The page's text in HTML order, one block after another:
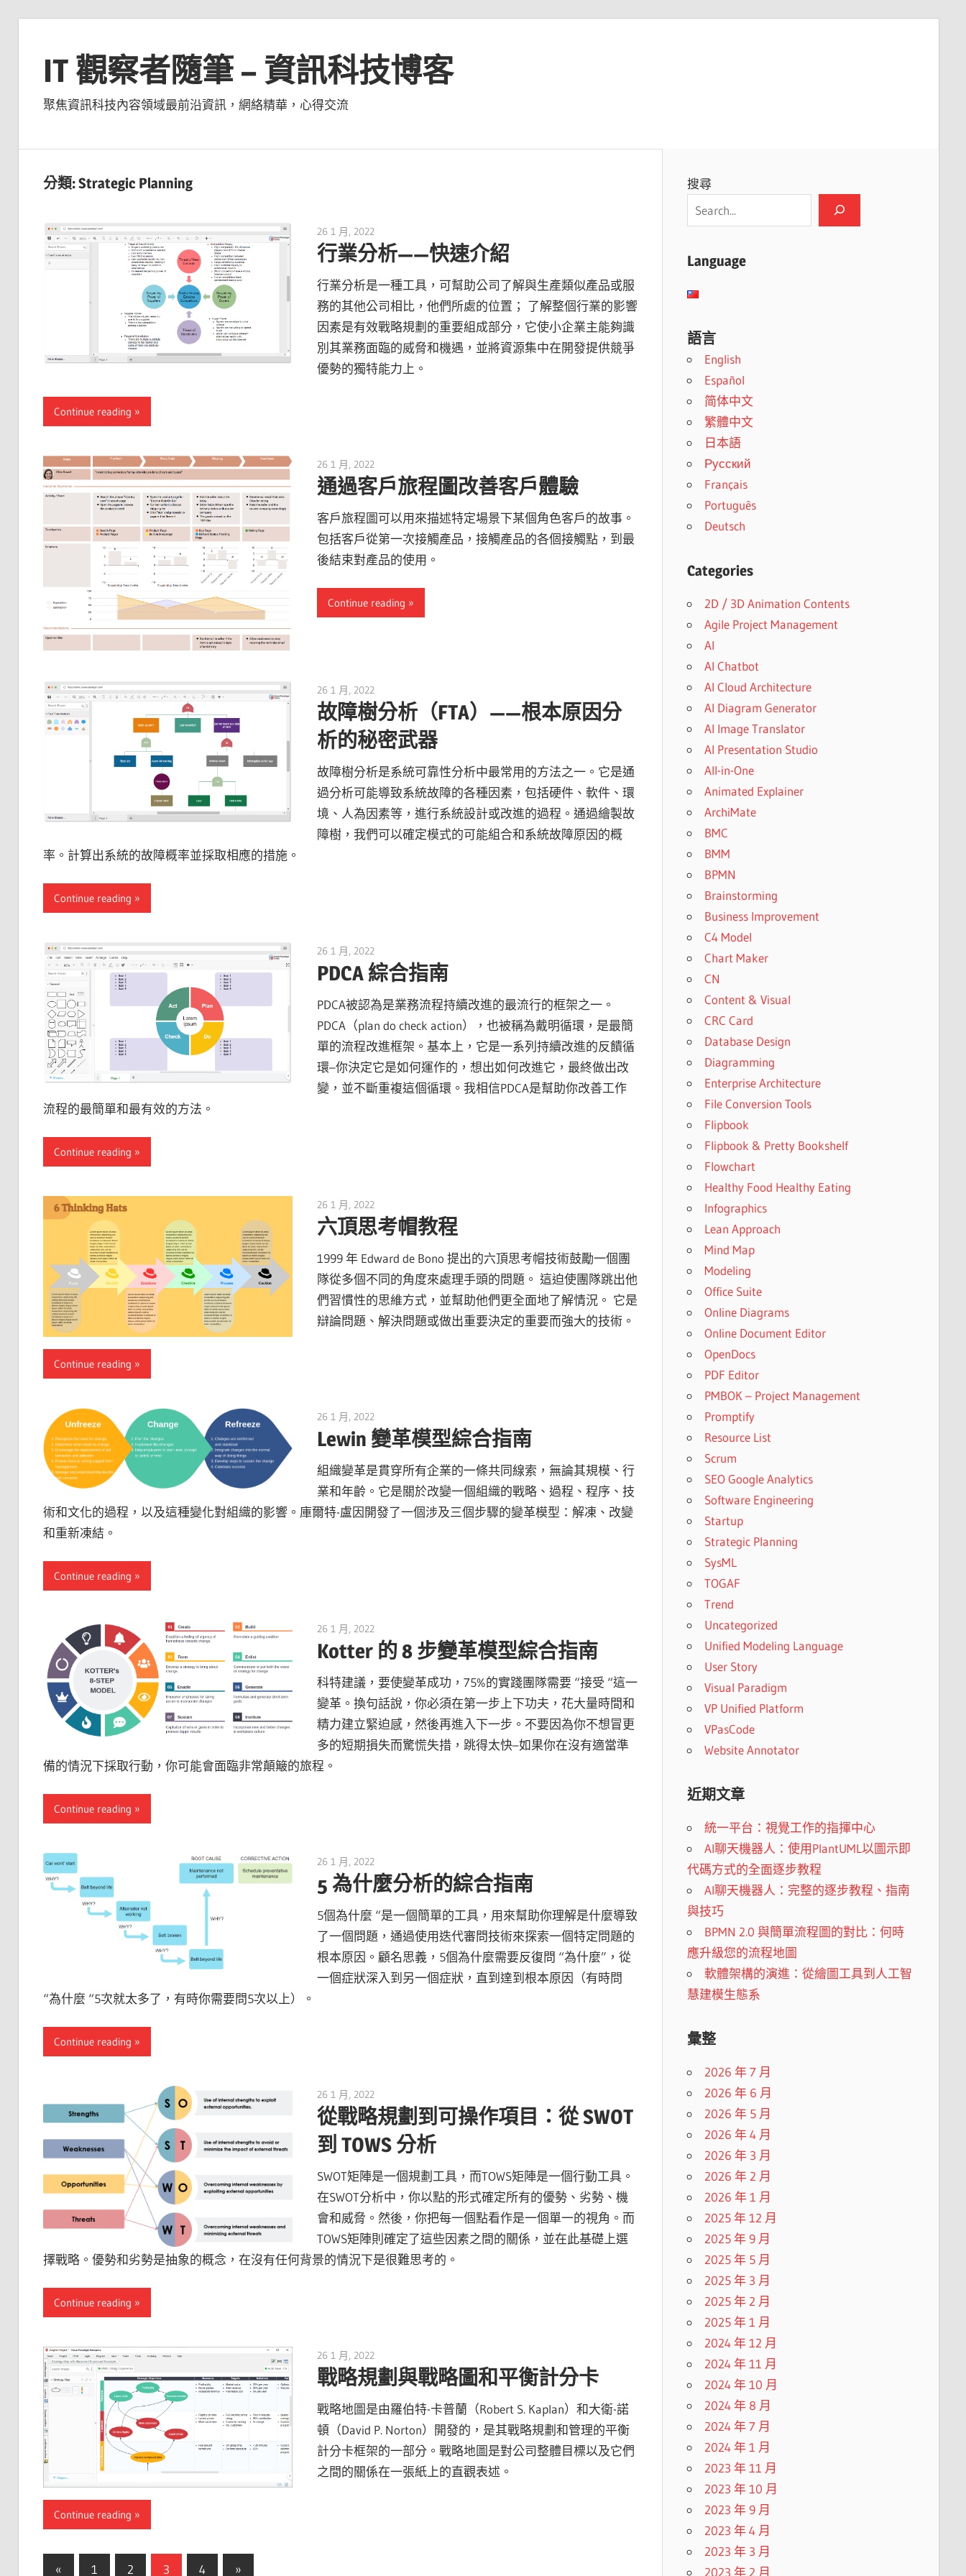
IT 觀察者隨筆 – 資訊科技博客
聚焦資訊科技內容領域最前沿資訊，網絡精華，心得交流
分類:Strategic Planning
26 1 月, 2022
行業分析——快速介紹
行業分析是一種工具，可幫助公司了解與生產類似產品或服
務的其他公司相比，他們所處的位置； 了解整個行業的影響
因素是有效戰略規劃的重要組成部分，它使小企業主能夠識
別其業務面臨的威脅和機遇，並將資源集中在開發提供競爭
優勢的獨特能力上。
Continue reading
26 1 月, 2022
通過客戶旅程圖改善客戶體驗
客戶旅程圖可以用來描述特定場景下某個角色客戶的故事。
包括客戶從第一次接觸產品，接觸產品的各個接觸點，到最
後結束對產品的使用。
Continue reading
26 1 月, 2022
故障樹分析（FTA）——根本原因分
析的秘密武器
故障樹分析是系統可靠性分析中最常用的方法之一。它是通
過分析可能導致系統故障的各種因素，包括硬件、軟件、環
境、人為因素等，進行系統設計或改進的過程。通過繪製故
障樹，我們可以確定模式的可能組合和系統故障原因的概
率。計算出系統的故障概率並採取相應的措施。
Continue reading
26 1 月, 2022
PDCA 綜合指南
PDCA被認為是業務流程持續改進的最流行的框架之一。
PDCA（plan do check action），也被稱為戴明循環，是最簡
單的流程改進框架。基本上，它是一系列持續改進的反饋循
環–你決定它是如何運作的，想出如何改進它，最終做出改
變，並不斷重複這個循環。我相信PDCA是幫助你改善工作
流程的最簡單和最有效的方法。
Continue reading
26 1 月, 2022
六頂思考帽教程
1999 年 Edward de Bono 提出的六頂思考帽技術鼓勵一個團
隊從多個不同的角度來處理手頭的問題。 這迫使團隊跳出他
們習慣性的思維方式，並幫助他們更全面地了解情況。 它是
辯論問題、解決問題或做出重要決定的重要而強大的技術。
Continue reading
26 1 月, 2022
Lewin 變革模型綜合指南
組織變革是貫穿所有企業的一條共同線索，無論其規模、行
業和年齡。它是關於改變一個組織的戰略、過程、程序、技
術和文化的過程，以及這種變化對組織的影響。庫爾特-盧因開發了一個涉及三個步驟的變革模型：解凍、改變
和重新凍結。
Continue reading
26 1 月, 2022
Kotter 的 8 步變革模型綜合指南
科特建議，要使變革成功，75%的實踐團隊需要 “接受 “這一
變革。換句話說，你必須在第一步上下功夫，花大量時間和
精力建立緊迫感，然後再進入下一步。不要因為你不想冒更
多的短期損失而驚慌失措，跳得太快–如果你在沒有適當準
備的情況下採取行動，你可能會面臨非常顛簸的旅程。
Continue reading
26 1 月, 2022
5 為什麼分析的綜合指南
5個為什麼 “是一個簡單的工具，用來幫助你理解是什麼導致
了一個問題，通過使用迭代審問技術來探索一個特定問題的
根本原因。顧名思義，5個為什麼需要反復問 “為什麼”，從
一個症狀深入到另一個症狀，直到達到根本原因（有時問
“為什麼 “5次就太多了，有時你需要問5次以上）。
Continue reading
26 1 月, 2022
從戰略規劃到可操作項目：從 SWOT
到 TOWS 分析
SWOT矩陣是一個規劃工具，而TOWS矩陣是一個行動工具。
在SWOT分析中，你以點的形式確定所有的優勢、劣勢、機
會和威脅。然後，你把每一個點看作是一個單一的視角。而
TOWS矩陣則確定了這些因素之間的關係，並在此基礎上選
擇戰略。優勢和劣勢是抽象的概念，在沒有任何背景的情況下是很難思考的。
Continue reading
26 1 月, 2022
戰略規劃與戰略圖和平衡計分卡
戰略地圖是由羅伯特-卡普蘭（Robert S. Kaplan）和大衛-諾
頓（David P. Norton）開發的，是其戰略規劃和管理的平衡
計分卡框架的一部分。戰略地圖是對公司整體目標以及它們
之間的關係在一張紙上的直觀表述。
Continue reading
文
«Previous
1 2 3 4 Next
»
搜尋
Language
語言
English
Español
简体中文
繁體中文
日本語
Русский
Français
Português
Deutsch
Categories
2D / 3D Animation Contents
Agile Project Management
AI
AI Chatbot
AI Cloud Architecture
AI Diagram Generator
AI Image Translator
AI Presentation Studio
All-in-One
Animated Explainer
ArchiMate
BMC
BMM
BPMN
Brainstorming
Business Improvement
C4 Model
Chart Maker
CN
Content & Visual
CRC Card
Database Design
Diagramming
Enterprise Architecture
File Conversion Tools
Flipbook
Flipbook & Pretty Bookshelf
Flowchart
Healthy Food Healthy Eating
Infographics
Lean Approach
Mind Map
Modeling
Office Suite
Online Diagrams
Online Document Editor
OpenDocs
PDF Editor
PMBOK – Project Management
Promptify
Resource List
Scrum
SEO Google Analytics
Software Engineering
Startup
Strategic Planning
SysML
TOGAF
Trend
Uncategorized
Unified Modeling Language
User Story
Visual Paradigm
VP Unified Platform
VPasCode
Website Annotator
近期文章
統一平台：視覺工作的指揮中心
AI聊天機器人：使用PlantUML以圖示即
代碼方式的全面逐步教程
AI聊天機器人：完整的逐步教程、指南
與技巧
BPMN 2.0 與簡單流程圖的對比：何時
應升級您的流程地圖
軟體架構的演進：從繪圖工具到人工智
慧建模生態系
彙整
2026 年 7 月
2026 年 6 月
2026 年 5 月
2026 年 4 月
2026 年 3 月
2026 年 2 月
2026 年 1 月
2025 年 12 月
2025 年 9 月
2025 年 5 月
2025 年 3 月
2025 年 2 月
2025 年 1 月
2024 年 12 月
2024 年 11 月
2024 年 10 月
2024 年 8 月
2024 年 7 月
2024 年 1 月
2023 年 11 月
2023 年 10 月
2023 年 9 月
2023 年 4 月
2023 年 3 月
2023 年 2 月